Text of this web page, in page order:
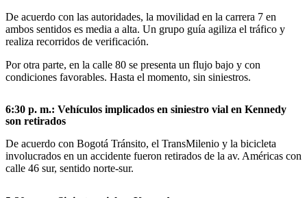
De acuerdo con las autoridades, la movilidad en la carrera 7 en
ambos sentidos es media a alta. Un grupo guía agiliza el tráfico y
realiza recorridos de verificación.
Por otra parte, en la calle 80 se presenta un flujo bajo y con
condiciones favorables. Hasta el momento, sin siniestros.
6:30 p. m.: Vehículos implicados en siniestro vial en Kennedy
son retirados
De acuerdo con Bogotá Tránsito, el TransMilenio y la bicicleta
involucrados en un accidente fueron retirados de la av. Américas con
calle 46 sur, sentido norte-sur.